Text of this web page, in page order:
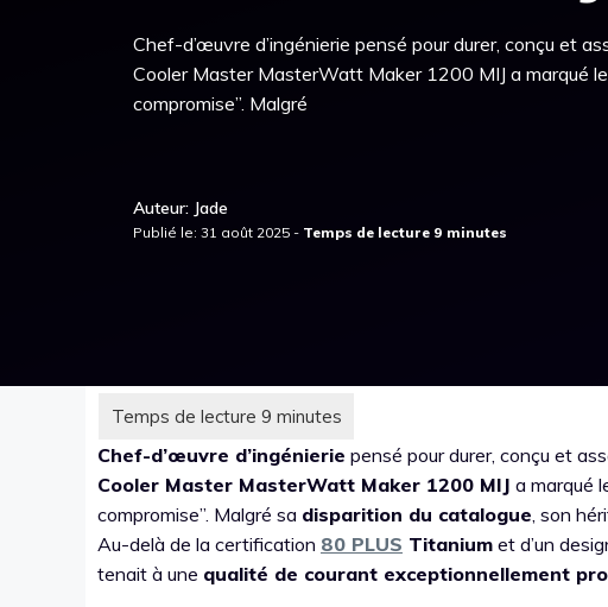
Chef-d’œuvre d’ingénierie pensé pour durer, conçu et
Cooler Master MasterWatt Maker 1200 MIJ a marqué
compromise”. Malgré
Auteur: Jade
Publié le: 31 août 2025 -
Chef-d’œuvre d’ingénierie pensé pour durer, conçu et
Cooler Master MasterWatt Maker 1200 MIJ a marqué
compromise”. Malgré sa disparition du catalogue, son
Au-delà de la certification 80 PLUS Titanium et d’un
tenait à une qualité de courant exceptionnellement